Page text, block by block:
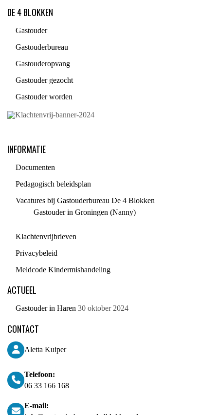
DE 4 BLOKKEN
Gastouder
Gastouderbureau
Gastouderopvang
Gastouder gezocht
Gastouder worden
INFORMATIE
Documenten
Pedagogisch beleidsplan
Vacatures bij Gastouderbureau De 4 Blokken
Gastouder in Groningen (Nanny)
Klachtenvrijbrieven
Privacybeleid
Meldcode Kindermishandeling
ACTUEEL
Gastouder in Haren 30 oktober 2024
CONTACT
Aletta Kuiper
Telefoon:
06 33 166 168
E-mail: